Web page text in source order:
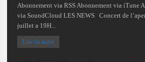
Abonnement via RSS Abonnement via iTune
via SoundCloud LES NEWS Concert de
juillet a 19H...
Lire la suite